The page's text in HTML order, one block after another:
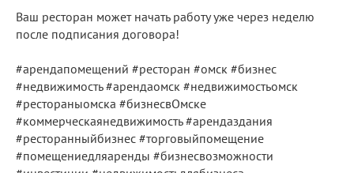
Ваш ресторан может начать работу уже через неделю
после подписания договора!
#арендапомещений #ресторан #омск #бизнес
#недвижимость #арендаомск #недвижимостьомск
#рестораныомска #бизнесвОмске
#коммерческаянедвижимость #арендаздания
#ресторанныйбизнес #торговыйпомещение
#помещениедляаренды #бизнесвозможности